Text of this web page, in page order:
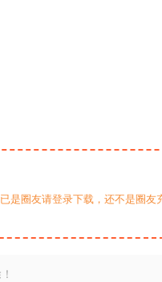
是圈友请登录下载，还不是圈